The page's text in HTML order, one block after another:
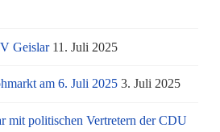
Geislar 11. Juli 2025
am 6. Juli 2025 3. Juli 2025
mit politischen Vertretern der CDU